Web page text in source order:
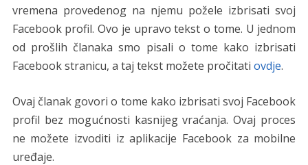
vremena provedenog na njemu požele izbrisati svoj
Facebook profil. Ovo je upravo tekst o tome. U jednom
od prošlih članaka smo pisali o tome kako izbrisati
Facebook stranicu, a taj tekst možete pročitati ovdje.
Ovaj članak govori o tome kako izbrisati svoj Facebook
profil bez mogućnosti kasnijeg vraćanja. Ovaj proces
ne možete izvoditi iz aplikacije Facebook za mobilne
uređaje.